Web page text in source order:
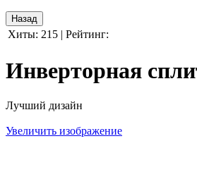
Хиты: 215 | Рейтинг:
Инверторная
Лучший дизайн
Увеличить изображение